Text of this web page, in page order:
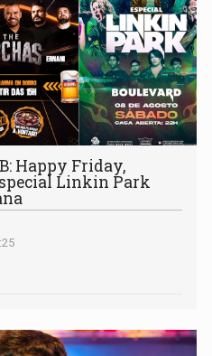
Happy Friday,
Linkin Park